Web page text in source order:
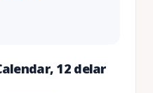
12 delar